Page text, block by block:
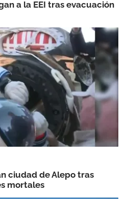
a la EEI tras evacuación
ciudad de Alepo tras
mortales